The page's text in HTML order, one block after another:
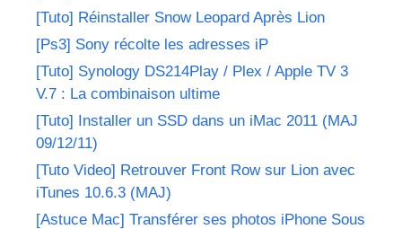
[Tuto] Réinstaller Snow Leopard Après Lion
[Ps3] Sony récolte les adresses iP
[Tuto] Synology DS214Play / Plex / Apple TV 3
V.7 : La combinaison ultime
[Tuto] Installer un SSD dans un iMac 2011 (MAJ
09/12/11)
[Tuto Video] Retrouver Front Row sur Lion avec
iTunes 10.6.3 (MAJ)
[Astuce Mac] Transférer ses photos iPhone Sous